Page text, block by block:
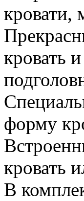
кровати,
кровать
форму
кровать
В